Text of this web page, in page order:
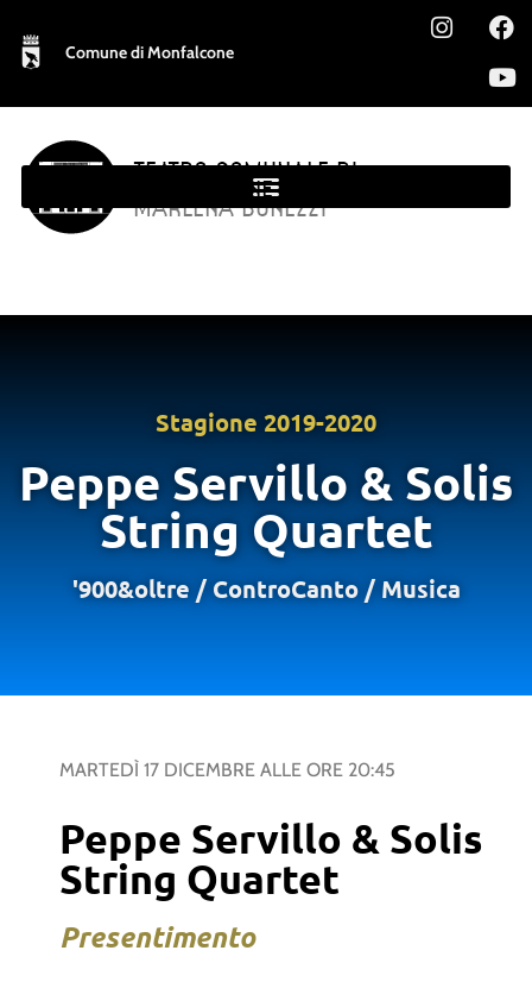
Comune di Monfalcone
TEATRO COMUNALE DI
MONFALCONE
MARLENA BONEZZI
Stagione 2019-2020
Peppe Servillo & Solis
String Quartet
'900&oltre / ControCanto/ Musica
MARTEDÌ 17 DICEMBRE ALLE ORE 20:45
Peppe Servillo & Solis
String Quartet
Presentimento